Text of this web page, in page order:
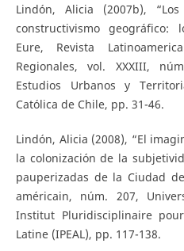
Lindón, Alicia (2007b),
constructivismo geográfico:
Eure, Revista
Regionales, vol. XXXIII,
Estudios Urbanos y
Católica de Chile, pp. 31-46.
Lindón, Alicia (2008), “El
la colonización de la
pauperizadas de la Ciudad
américain, núm. 207,
Institut Pluridisciplinaire
Latine (IPEAL), pp. 117-138.